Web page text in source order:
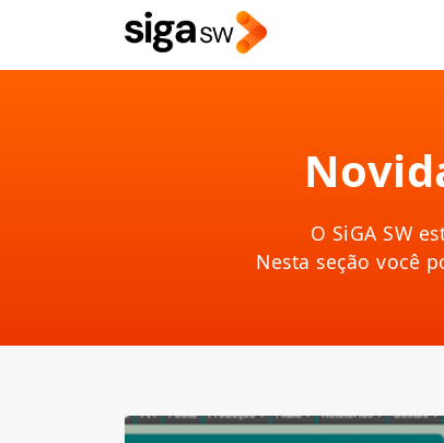
O SiGA SW
Nesta seção você